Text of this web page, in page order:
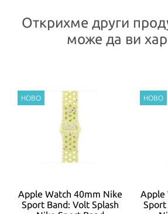
Открихме други
може да ви
Apple Watch 40mm Nike
Sport Band: Volt Splash
Apple
Sport